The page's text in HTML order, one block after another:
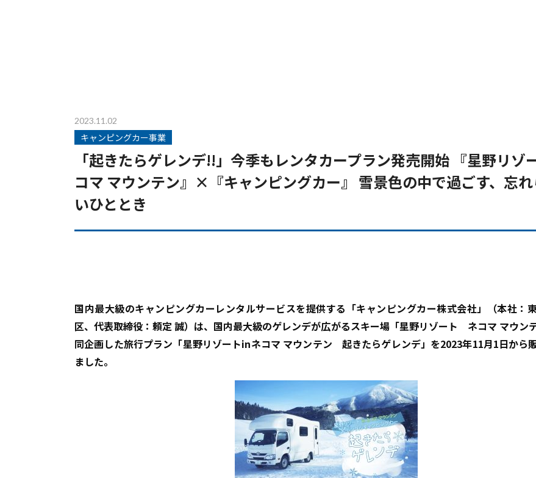
2023.11.02
キャンピングカー事業
「起きたらゲレンデ!!」今季もレンタカープラン発売開始 『星野リゾ
コマ マウンテン』×『キャンピングカー』 雪景色の中で過ごす、忘
いひととき
国内最大級のキャンピングカーレンタルサービスを提供する「キャンピングカー株式会社」（本社：
区、代表取締役：頼定 誠）は、国内最大級のゲレンデが広がるスキー場「星野リゾート ネコマ マウン
同企画した旅行プラン「星野リゾートinネコマ マウンテン 起きたらゲレンデ」を2023年11月1日から
ました。